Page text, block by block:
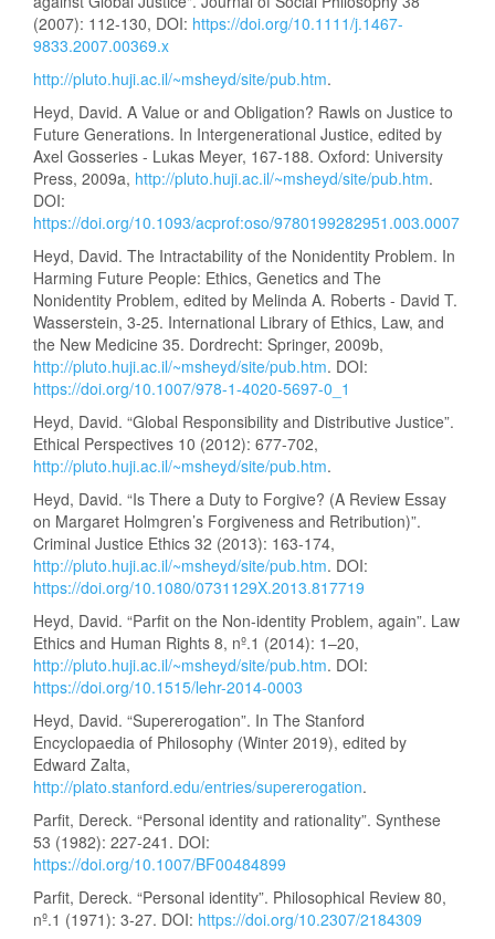
(2007): 112-130, DOI: https://doi.org/10.1111/j.1467-
9833.2007.00369.x
http://pluto.huji.ac.il/~msheyd/site/pub.htm.
Heyd, David. A Value or and Obligation? Rawls on Justice to
Future Generations. In Intergenerational Justice, edited by
Axel Gosseries - Lukas Meyer, 167-188. Oxford: University
Press, 2009a, http://pluto.huji.ac.il/~msheyd/site/pub.htm.
DOI:
https://doi.org/10.1093/acprof:oso/9780199282951.003.0007
Heyd, David. The Intractability of the Nonidentity Problem. In
Harming Future People: Ethics, Genetics and The
Nonidentity Problem, edited by Melinda A. Roberts - David T.
Wasserstein, 3-25. International Library of Ethics, Law, and
the New Medicine 35. Dordrecht: Springer, 2009b,
http://pluto.huji.ac.il/~msheyd/site/pub.htm. DOI:
https://doi.org/10.1007/978-1-4020-5697-0_1
Heyd, David. “Global Responsibility and Distributive Justice”.
Ethical Perspectives 10 (2012): 677-702,
http://pluto.huji.ac.il/~msheyd/site/pub.htm.
Heyd, David. “Is There a Duty to Forgive? (A Review Essay
on Margaret Holmgren’s Forgiveness and Retribution)”.
Criminal Justice Ethics 32 (2013): 163-174,
http://pluto.huji.ac.il/~msheyd/site/pub.htm. DOI:
https://doi.org/10.1080/0731129X.2013.817719
Heyd, David. “Parfit on the Non-identity Problem, again”. Law
Ethics and Human Rights 8, nº.1 (2014): 1–20,
http://pluto.huji.ac.il/~msheyd/site/pub.htm. DOI:
https://doi.org/10.1515/lehr-2014-0003
Heyd, David. “Supererogation”. In The Stanford
Encyclopaedia of Philosophy (Winter 2019), edited by
Edward Zalta,
http://plato.stanford.edu/entries/supererogation.
Parfit, Dereck. “Personal identity and rationality”. Synthese
53 (1982): 227-241. DOI:
https://doi.org/10.1007/BF00484899
Parfit, Dereck. “Personal identity”. Philosophical Review 80,
nº.1 (1971): 3-27. DOI: https://doi.org/10.2307/2184309